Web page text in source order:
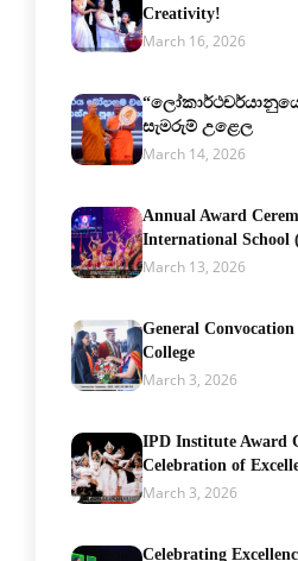
Creativity!
March 16, 2026
සැමරුම් උළෙල
March 14, 2026
Annual Award
International School
March 13, 2026
General
College
March 3, 2026
IPD Institute Award
Celebration of
March 3, 2026
Celebrating